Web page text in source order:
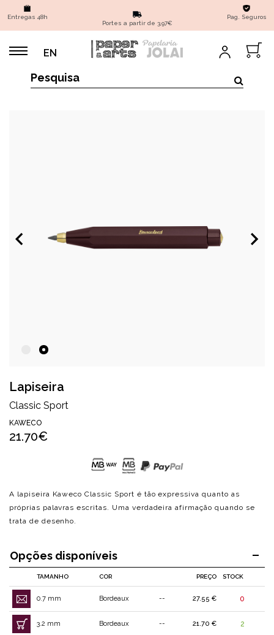
Entregas 48h
Portes a partir de 3,97€
Pag. Seguros
EN
Lapiseira
Classic Sport
KAWECO
21.70€
A lapiseira Kaweco Classic Sport é tão expressiva quanto as
próprias palavras escritas. Uma verdadeira afirmação quando se
trata de desenho.
Opções disponíveis
TAMANHO COR PREÇO STOCK
0.7 mm Bordeaux -- 27.55 € 0
3.2 mm Bordeaux -- 21.70 € 2